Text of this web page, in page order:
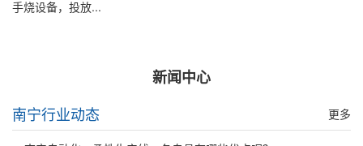
手烧设备，投放...
新闻中心
更多
南宁行业动态